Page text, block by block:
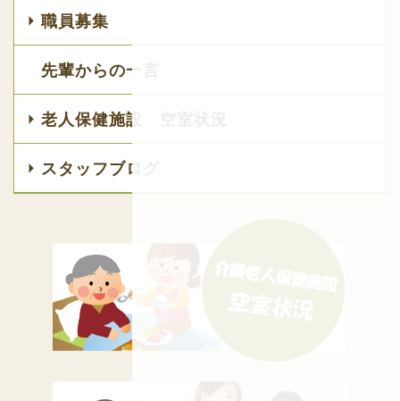
職員募集
先輩からの一言
老人保健施設 空室状況
スタッフブログ